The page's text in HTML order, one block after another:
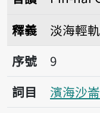
釋義
淡海輕
序號9濱海沙崙
序號
9
詞目
濱海沙崙